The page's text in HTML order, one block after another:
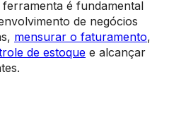
é fundamental
de negócios
mensurar o faturamento,
de estoque e alcançar